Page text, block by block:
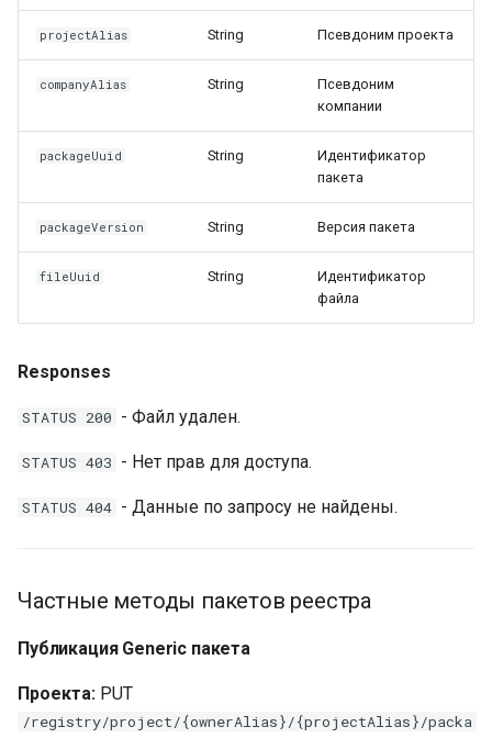
projectAlias String Псевдоним проекта
companyAlias String
Псевдоним
компании
packageUuid String
Идентификатор
пакета
packageVersion String Версия пакета
fileUuid String
Идентификатор
файла
Responses
STATUS 200 - Файл удален.
STATUS 403 - Нет прав для доступа.
STATUS 404 - Данные по запросу не найдены.
Частные методы пакетов реестра
Публикация Generic пакета
Проекта: PUT
/registry/project/{ownerAlias}/{projectAlias}/packa